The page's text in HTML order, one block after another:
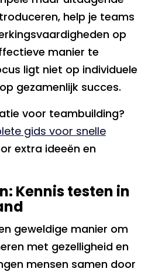
help je teams
op
manier te
ligt niet op individuele
gezamenlijk succes.
voor teambuilding?
gids voor snelle
extra ideeën en
Kennis testen in
geweldige manier om
met gezelligheid en
mensen samen door